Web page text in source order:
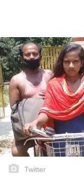
Twitter